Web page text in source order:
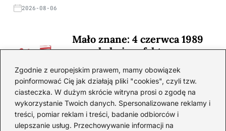
Zgodnie z europejskim prawem, mamy obowiązek
poinformować Cię jak działają pliki "cookies", czyli tzw.
ciasteczka. W dużym skrócie witryna prosi o zgodę na
wykorzystanie Twoich danych. Spersonalizowane reklamy i
treści, pomiar reklam i treści, badanie odbiorców i
ulepszanie usług. Przechowywanie informacji na
2026-08-06
Mało znane: 4 czerwca 1989
— zaskakujące fakty
2026-08-03
Ciekawostki o 1. wojnie
światowej — mało znane
fakty i historie
2026-08-02